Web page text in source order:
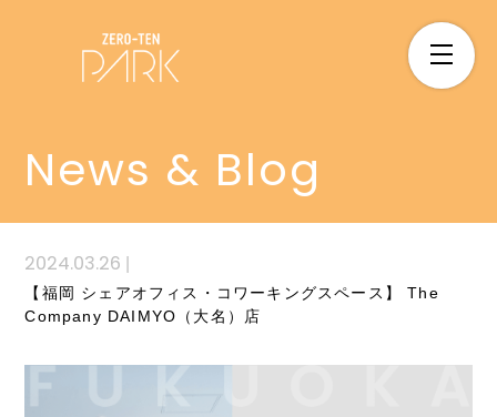
News & Blog
2024.03.26 |
【福岡 シェアオフィス・コワーキングスペース】 The
Company DAIMYO（大名）店